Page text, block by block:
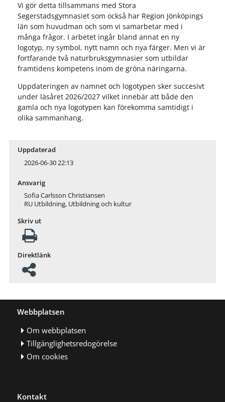
Vi gör detta tillsammans med Stora
Segerstadsgymnasiet som också har Region Jönköpings
län som huvudman och som vi samarbetar med i
många frågor. I arbetet ingår bland annat en ny
logotyp, ny symbol, nytt namn och nya färger. Men vi är
fortfarande två naturbruksgymnasier som utbildar
framtidens kompetens inom de gröna näringarna.
Uppdateringen av namnet och logotypen sker succesivt
under läsåret 2026/2027 vilket innebär att både den
gamla och nya logotypen kan förekomma samtidigt i
olika sammanhang.
Uppdaterad
2026-06-30 22:13
Ansvarig
Sofia Carlsson Christiansen
RU Utbildning, Utbildning och kultur
Skriv ut
Direktlänk
Webbplatsen
Om webbplatsen
Tillgänglighetsredogörelse
Om cookies
Kontakt